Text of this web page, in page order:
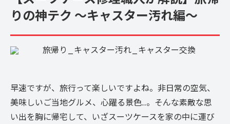
りの神テク 〜キャスター汚れ編〜
早速ですが、旅行って楽しいですよね。非日常の空気、
美味しいご当地グルメ、心躍る景色…。そんな素敵な思
い出を胸に帰宅して、いざスーツケースを家の中に運び